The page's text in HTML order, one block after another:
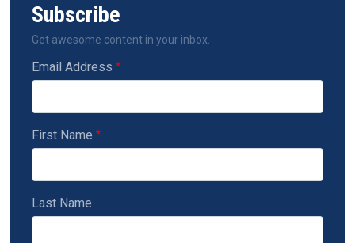
Subscribe
Get awesome content in your inbox.
Email Address
First Name
Last Name